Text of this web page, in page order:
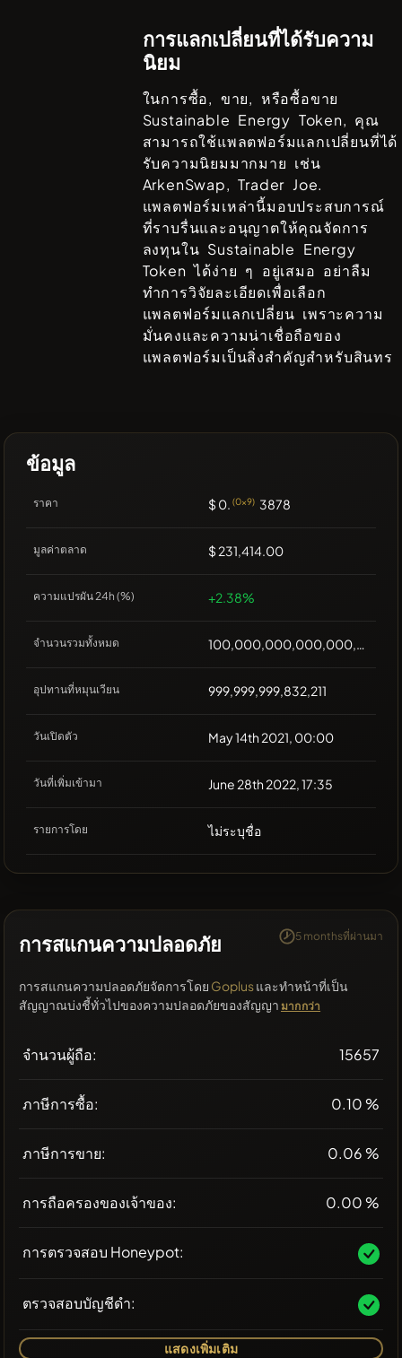
การแลกเปลี่ยนที่ได้รับความ
นิยม
ในการซื้อ, ขาย, หรือซื้อขาย
Sustainable Energy Token, คุณ
สามารถใช้แพลตฟอร์มแลกเปลี่ยนที่ได้
รับความนิยมมากมาย เช่น
ArkenSwap, Trader Joe.
แพลตฟอร์มเหล่านี้มอบประสบการณ์
ที่ราบรื่นและอนุญาตให้คุณจัดการ
ลงทุนใน Sustainable Energy
Token ได้ง่าย ๆ อยู่เสมอ อย่าลืม
ทำการวิจัยละเอียดเพื่อเลือก
แพลตฟอร์มแลกเปลี่ยน เพราะความ
มั่นคงและความน่าเชื่อถือของ
แพลตฟอร์มเป็นสิ่งสำคัญสำหรับสินทร
ข้อมูล
ราคา $ 0. (0x9) 3878
มูลค่าตลาด $ 231,414.00
ความแปรผัน 24h (%) +2.38%
จำนวนรวมทั้งหมด 100,000,000,000,000,000
อุปทานที่หมุนเวียน 999,999,999,832,211
วันเปิดตัว May 14th 2021, 00:00
วันที่เพิ่มเข้ามา June 28th 2022, 17:35
รายการโดย ไม่ระบุชื่อ
การสแกนความปลอดภัย 5 monthsที่ผ่านมา
การสแกนความปลอดภัยจัดการโดย Goplusและทำหน้าที่เป็น
สัญญาณบ่งชี้ทั่วไปของความปลอดภัยของสัญญา มากกว่า
จำนวนผู้ถือ: 15657
ภาษีการซื้อ: 0.10 %
ภาษีการขาย: 0.06 %
การถือครองของเจ้าของ: 0.00 %
การตรวจสอบ Honeypot:
ตรวจสอบบัญชีดำ:
แสดงเพิ่มเติม